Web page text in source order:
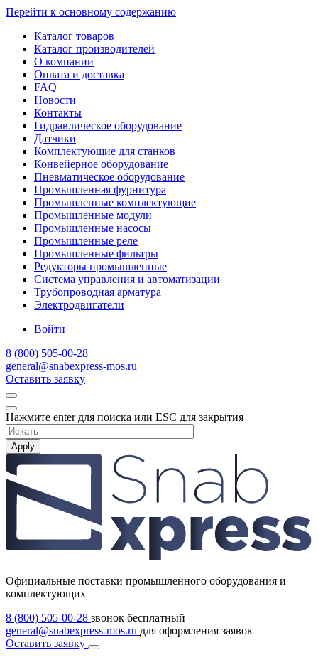
Перейти к основному содержанию
Каталог товаров
Каталог производителей
О компании
Оплата и доставка
FAQ
Новости
Контакты
Гидравлическое оборудование
Датчики
Комплектующие для станков
Конвейерное оборудование
Пневматическое оборудование
Промышленная фурнитура
Промышленные комплектующие
Промышленные модули
Промышленные насосы
Промышленные реле
Промышленные фильтры
Редукторы промышленные
Система управления и автоматизации
Трубопроводная арматура
Электродвигатели
Войти
8 (800) 505-00-28
general@snabexpress-mos.ru
Оставить заявку
Нажмите enter для поиска или ESC для закрытия
Apply
Официальные поставки промышленного оборудования и
комплектующих
8 (800) 505-00-28 звонок бесплатный
general@snabexpress-mos.ru для оформления заявок
Оставить заявку